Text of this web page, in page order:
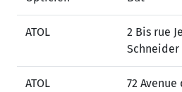
ATOL
2 Bis rue
Schneider
ATOL 72